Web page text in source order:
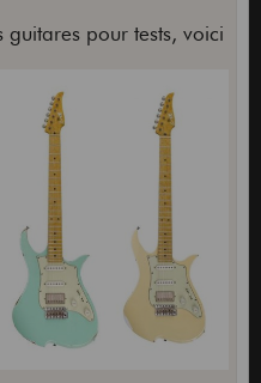
guitares pour tests, voici